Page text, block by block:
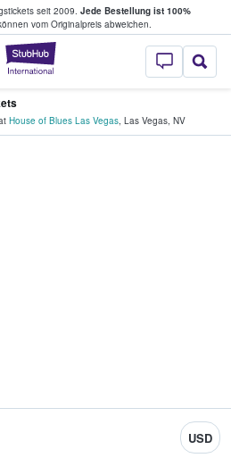
seit 2009. Jede Bestellung ist 100%
vom Originalpreis abweichen.
StubHub - Wo
verkaufen
House of Blues Las Vegas, Las Vegas, NV
USD